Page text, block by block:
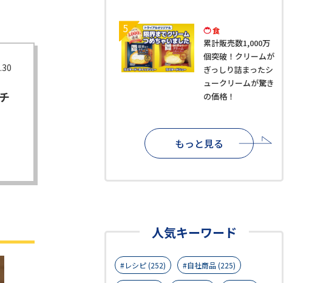
5 食
累計販売数1,000万
個突破！クリームが
ぎっしり詰まったシ
ュークリームが驚き
の価格！
もっと見る
人気キーワード
レシピ (252) 自社商品 (225)